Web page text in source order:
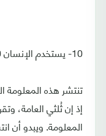
10- يستخدم الإنسان 10% فقط من قدرات عقله
تنتشر هذه المعلومة
إذ إن ثُلثي العامة،
المعلومة. ويبدو أن